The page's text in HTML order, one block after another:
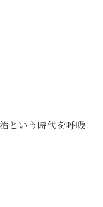
という時代を呼吸